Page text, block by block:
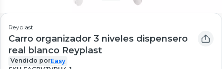
Reyplast
Carro organizador 3 niveles dispensero
real blanco Reyplast
Vendido porEasy